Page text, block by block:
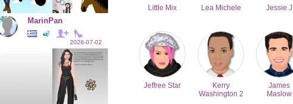
MarinPan
2026-07-02
Little Mix Lea Michele Jessie J
Jeffree Star
Kerry
Washington 2
James
Maslow